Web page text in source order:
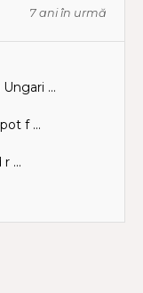
7 ani în urmă
...
f ...
...